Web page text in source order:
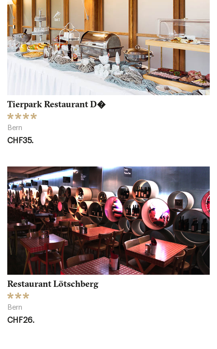
Tierpark Restaurant D�
Bern
CHF35.
Restaurant Lötschberg
Bern
CHF26.